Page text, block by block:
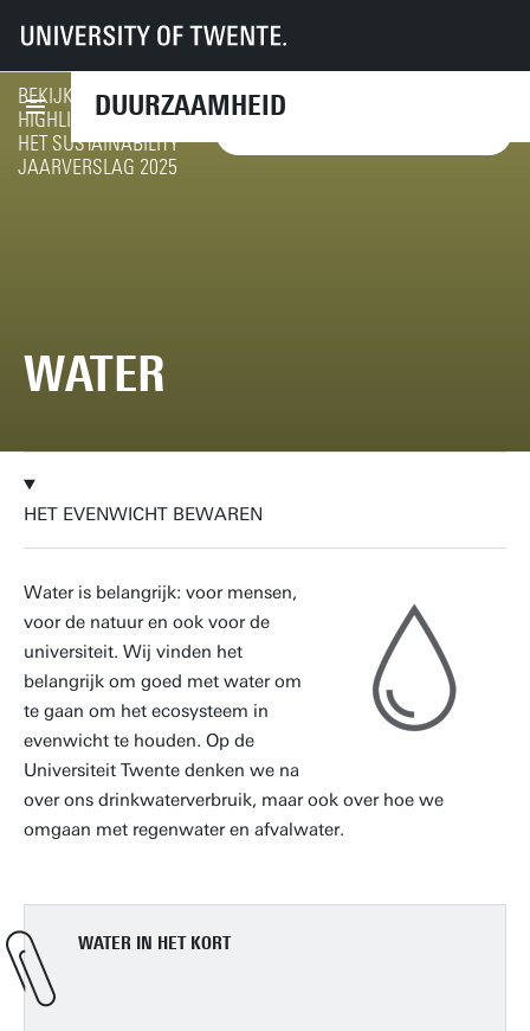
DUURZAAMHEID
UT Diensten CFM
Duurzaamheid
Duurzaamheid op de campus
Thema's
WATER
BEKIJK DE
HIGHLIGHTS VAN
HET SUSTAINABILITY
JAARVERSLAG 2025
HET EVENWICHT BEWAREN
Water is belangrijk: voor mensen,
voor de natuur en ook voor de
universiteit. Wij vinden het
belangrijk om goed met water om
te gaan om het ecosysteem in
evenwicht te houden. Op de
Universiteit Twente denken we na
over ons drinkwaterverbruik, maar ook over hoe we
omgaan met regenwater en afvalwater.
WATER IN HET KORT